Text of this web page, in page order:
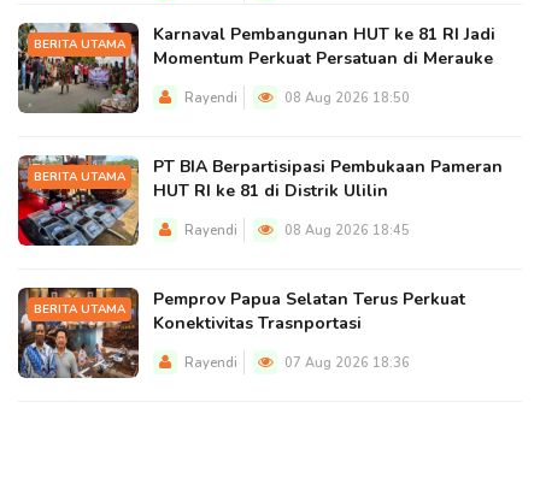
BERITA UTAMA
Karnaval Pembangunan HUT ke 81 RI Jadi
Momentum Perkuat Persatuan di Merauke
Rayendi 08 Aug 2026 18:50
BERITA UTAMA
PT BIA Berpartisipasi Pembukaan Pameran
HUT RI ke 81 di Distrik Ulilin
Rayendi 08 Aug 2026 18:45
BERITA UTAMA
Pemprov Papua Selatan Terus Perkuat
Konektivitas Trasnportasi
Rayendi 07 Aug 2026 18:36